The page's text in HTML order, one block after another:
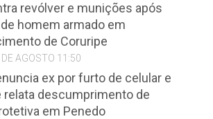
revólver e munições após
homem armado em
de Coruripe
DE AGOSTO 11:50
ex por furto de celular e
relata descumprimento de
em Penedo